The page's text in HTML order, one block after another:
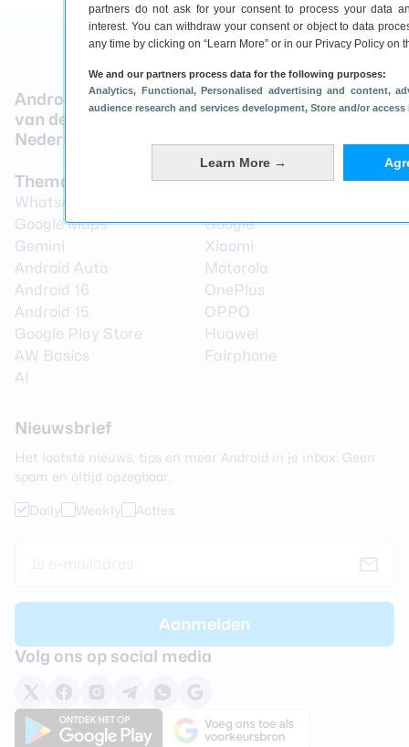
partners do not ask for your consent to process your data
interest. You can withdraw your consent or object to data
any time by clicking on “Learn More” or in our Privacy Policy on
We and our partners process data for the following purposes:
Analytics, Functional , Personalised advertising and content,
audience research and services development, Store and/or
Learn More →
Android-nieuws en handige smartphonetips
van de grootste Androidcommunity van
Nederland
Thema's
WhatsApp
Google Maps
Gemini
Android Auto
Android 16
Android 15
Google Play Store
AW Basics
AI
Merken
Google
Xiaomi
Motorola
OnePlus
OPPO
Huawei
Fairphone
Nieuwsbrief
Het laatste nieuws, tips en meer Android in je inbox. Geen
spam en altijd opzegbaar.
Daily Weekly Acties
Volg ons op social media